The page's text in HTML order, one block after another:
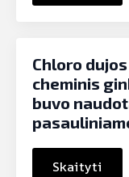
Chloro
cheminis
buvo
Skaityti